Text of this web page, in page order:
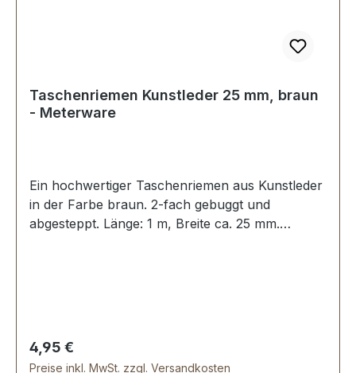
Taschenriemen Kunstleder 25 mm, braun
- Meterware
Ein hochwertiger Taschenriemen aus Kunstleder
in der Farbe braun. 2-fach gebuggt und
abgesteppt. Länge: 1 m, Breite ca. 25 mm.
Regulärer Preis:
4,95 €
Preise inkl. MwSt. zzgl. Versandkosten